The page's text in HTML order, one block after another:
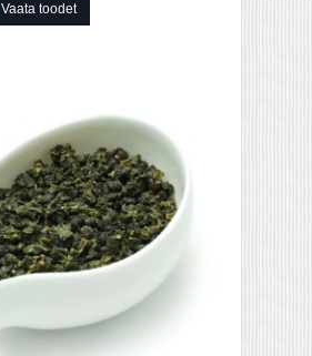
Vaata toodet